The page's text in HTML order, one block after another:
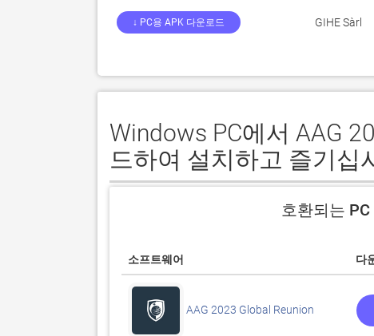
↓ PC용 APK 다운로드 GIHE Sàrl
Windows PC에서 AAG
드하여 설치하고 즐기십
호환되는
소프트웨어 다
AAG 2023 Global Reunion